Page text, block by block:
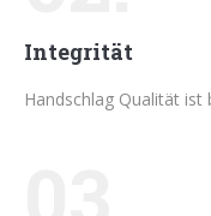
Integrität
Handschlag Qualität ist